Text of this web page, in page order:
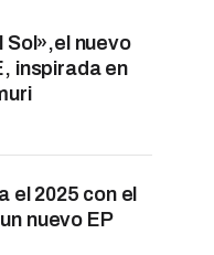
Sol»,el nuevo
inspirada en
el 2025 con el
nuevo EP